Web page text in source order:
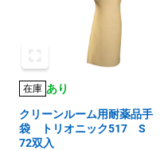
在庫 あり
クリーンルーム用耐薬品手
袋 トリオニック517 S
72双入